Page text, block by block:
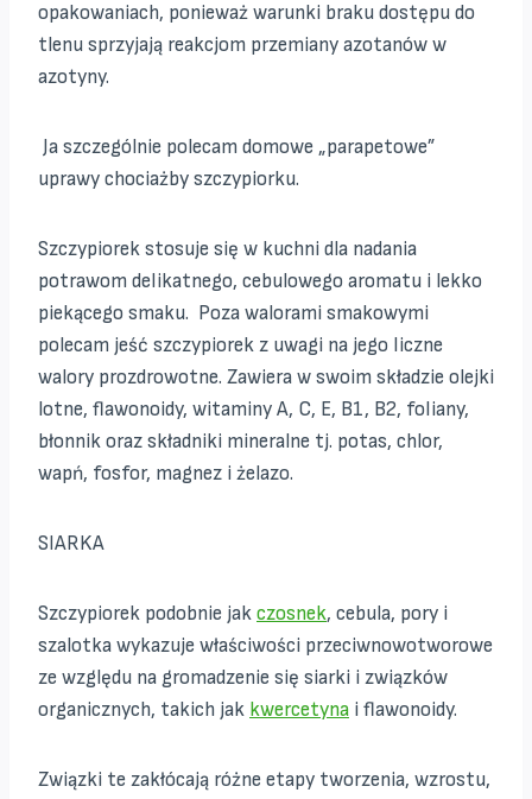
opakowaniach, ponieważ warunki braku dostępu do
tlenu sprzyjają reakcjom przemiany azotanów w
azotyny.
Ja szczególnie polecam domowe „parapetowe”
uprawy chociażby szczypiorku.
Szczypiorek stosuje się w kuchni dla nadania
potrawom delikatnego, cebulowego aromatu i lekko
piekącego smaku. Poza walorami smakowymi
polecam jeść szczypiorek z uwagi na jego liczne
walory prozdrowotne. Zawiera w swoim składzie olejki
lotne, flawonoidy, witaminy A, C, E, B1, B2, foliany,
błonnik oraz składniki mineralne tj. potas, chlor,
wapń, fosfor, magnez i żelazo.
SIARKA
Szczypiorek podobnie jak czosnek, cebula, pory i
szalotka wykazuje właściwości przeciwnowotworowe
ze względu na gromadzenie się siarki i związków
organicznych, takich jak kwercetyna i flawonoidy.
Związki te zakłócają różne etapy tworzenia, wzrostu,